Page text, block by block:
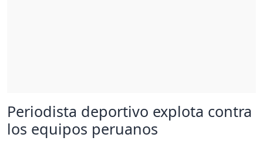
Periodista deportivo explota contra
los equipos peruanos